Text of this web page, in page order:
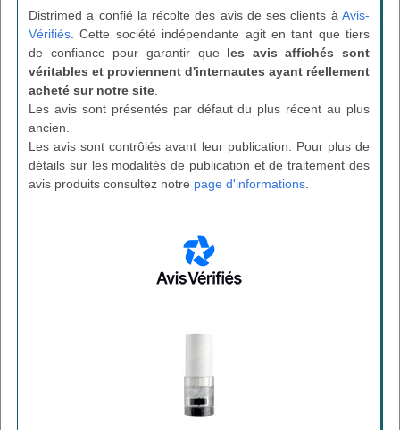
Distrimed a confié la récolte des avis de ses clients à Avis-
Vérifiés . Cette société indépendante agit en tant que tiers
de confiance pour garantir que les avis affichés sont
véritables et proviennent d'internautes ayant réellement
acheté sur notre site
Les avis sont présentés par défaut du plus récent au plus
ancien.
Les avis sont contrôlés avant leur publication. Pour plus de
détails sur les modalités de publication et de traitement des
avis produits consultez notre page d'informations